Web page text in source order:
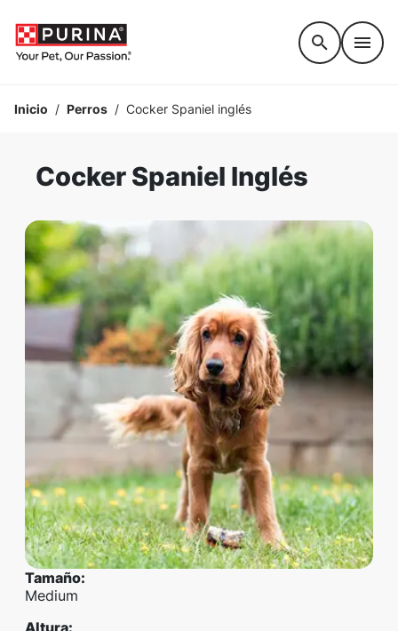
Inicio / Perros / Cocker Spaniel inglés
Cocker Spaniel Inglés
Tamaño:
Medium
Altura: